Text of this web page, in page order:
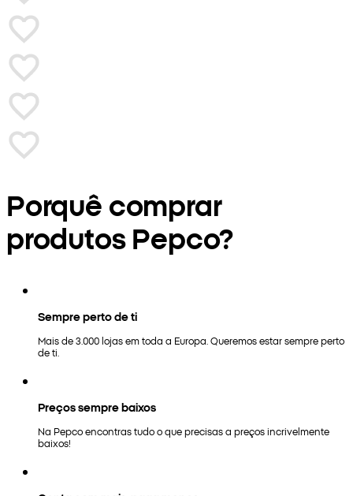
Porquê comprar
produtos Pepco?
Sempre perto de ti
Mais de 3.000 lojas em toda a Europa. Queremos estar sempre perto
de ti.
Preços sempre baixos
Na Pepco encontras tudo o que precisas a preços incrivelmente
baixos!